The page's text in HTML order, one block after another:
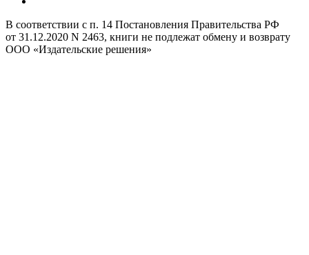
В соответствии с п. 14 Постановления Правительства РФ
от 31.12.2020 N 2463, книги не подлежат обмену и возврату
ООО «Издательские решения»